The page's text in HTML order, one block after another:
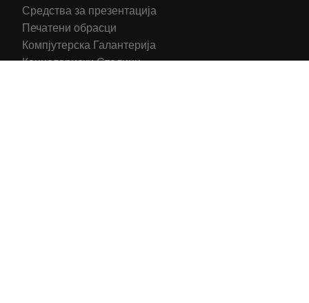
Средства за презентација
Печатени обрасци
Компјутерска Галантерија
Канцелариски Столици